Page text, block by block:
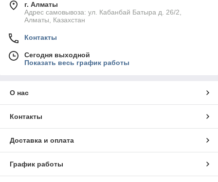
г. Алматы
Адрес самовывоза: ул. Кабанбай Батыра д. 26/2,
Алматы, Казахстан
Контакты
Сегодня выходной
Показать весь график работы
О нас
Контакты
Доставка и оплата
График работы